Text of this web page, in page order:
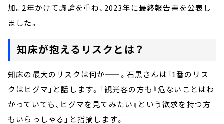
加。2年かけて議論を重ね、2023年に最終報告書を公表し
ました。
知床が抱えるリスクとは？
知床の最大のリスクは何か——。石黒さんは「1番のリス
クはヒグマ」と話します。「観光客の方も『危ないことはわ
かっていても、ヒグマを見てみたい』という欲求を持つ方
もいらっしゃる」と指摘します。